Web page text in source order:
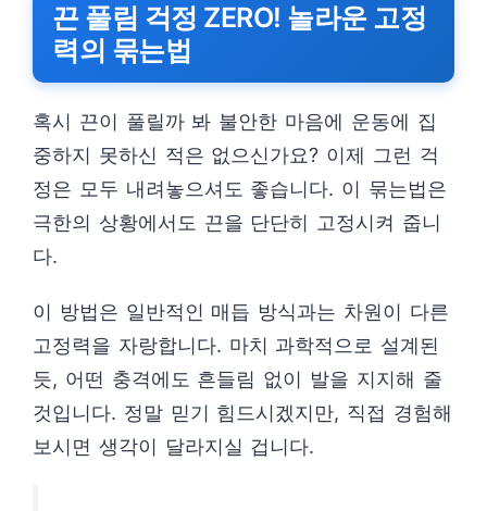
끈 풀림 걱정 ZERO! 놀라운 고정
력의 묶는법
혹시 끈이 풀릴까 봐 불안한 마음에 운동에 집
중하지 못하신 적은 없으신가요? 이제 그런 걱
정은 모두 내려놓으셔도 좋습니다. 이 묶는법은
극한의 상황에서도 끈을 단단히 고정시켜 줍니
다.
이 방법은 일반적인 매듭 방식과는 차원이 다른
고정력을 자랑합니다. 마치 과학적으로 설계된
듯, 어떤 충격에도 흔들림 없이 발을 지지해 줄
것입니다. 정말 믿기 힘드시겠지만, 직접 경험해
보시면 생각이 달라지실 겁니다.